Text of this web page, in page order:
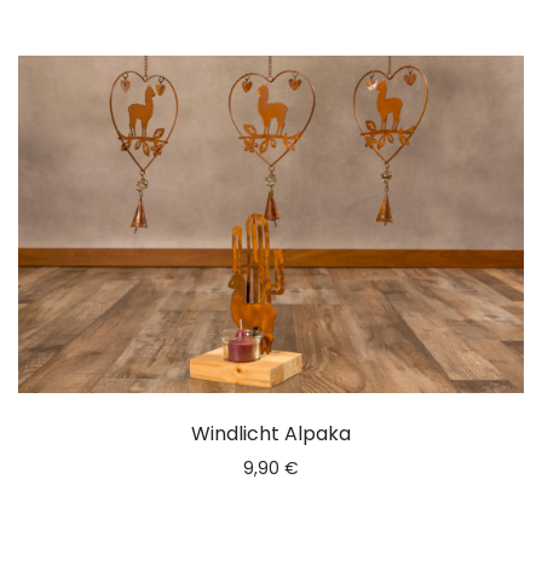
Windlicht Alpaka
9,90 €